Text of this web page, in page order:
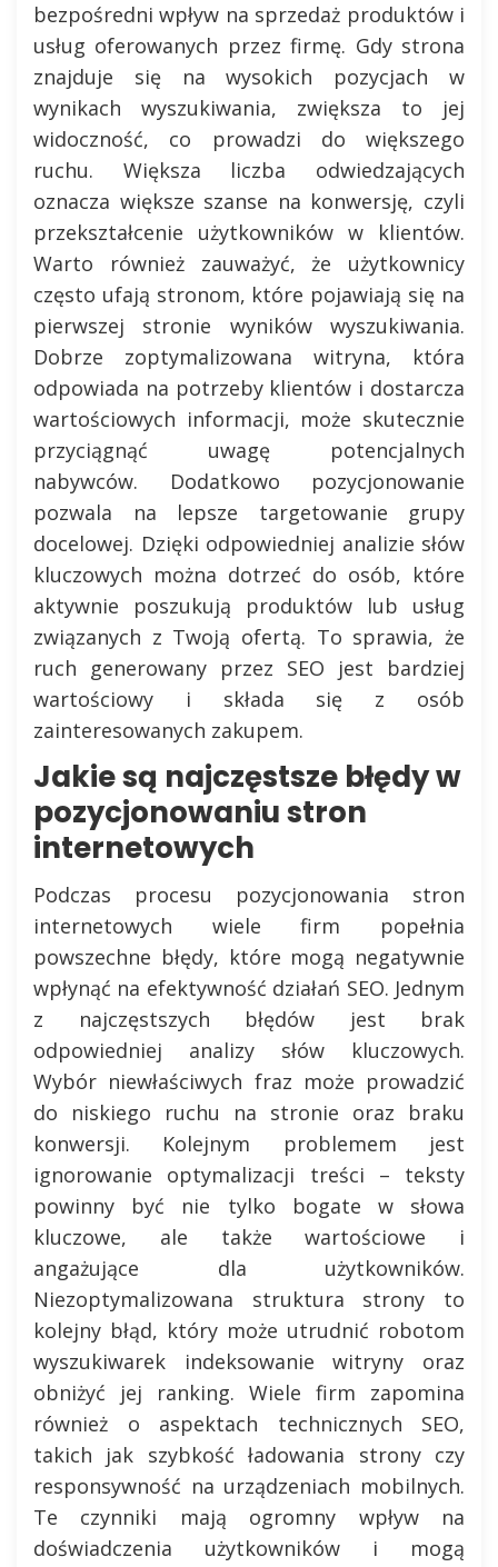
bezpośredni wpływ na sprzedaż produktów i
usług oferowanych przez firmę. Gdy strona
znajduje się na wysokich pozycjach w
wynikach wyszukiwania, zwiększa to jej
widoczność, co prowadzi do większego
ruchu. Większa liczba odwiedzających
oznacza większe szanse na konwersję, czyli
przekształcenie użytkowników w klientów.
Warto również zauważyć, że użytkownicy
często ufają stronom, które pojawiają się na
pierwszej stronie wyników wyszukiwania.
Dobrze zoptymalizowana witryna, która
odpowiada na potrzeby klientów i dostarcza
wartościowych informacji, może skutecznie
przyciągnąć uwagę potencjalnych
nabywców. Dodatkowo pozycjonowanie
pozwala na lepsze targetowanie grupy
docelowej. Dzięki odpowiedniej analizie słów
kluczowych można dotrzeć do osób, które
aktywnie poszukują produktów lub usług
związanych z Twoją ofertą. To sprawia, że
ruch generowany przez SEO jest bardziej
wartościowy i składa się z osób
zainteresowanych zakupem.
Jakie są najczęstsze błędy w
pozycjonowaniu stron
internetowych
Podczas procesu pozycjonowania stron
internetowych wiele firm popełnia
powszechne błędy, które mogą negatywnie
wpłynąć na efektywność działań SEO. Jednym
z najczęstszych błędów jest brak
odpowiedniej analizy słów kluczowych.
Wybór niewłaściwych fraz może prowadzić
do niskiego ruchu na stronie oraz braku
konwersji. Kolejnym problemem jest
ignorowanie optymalizacji treści – teksty
powinny być nie tylko bogate w słowa
kluczowe, ale także wartościowe i
angażujące dla użytkowników.
Niezoptymalizowana struktura strony to
kolejny błąd, który może utrudnić robotom
wyszukiwarek indeksowanie witryny oraz
obniżyć jej ranking. Wiele firm zapomina
również o aspektach technicznych SEO,
takich jak szybkość ładowania strony czy
responsywność na urządzeniach mobilnych.
Te czynniki mają ogromny wpływ na
doświadczenia użytkowników i mogą